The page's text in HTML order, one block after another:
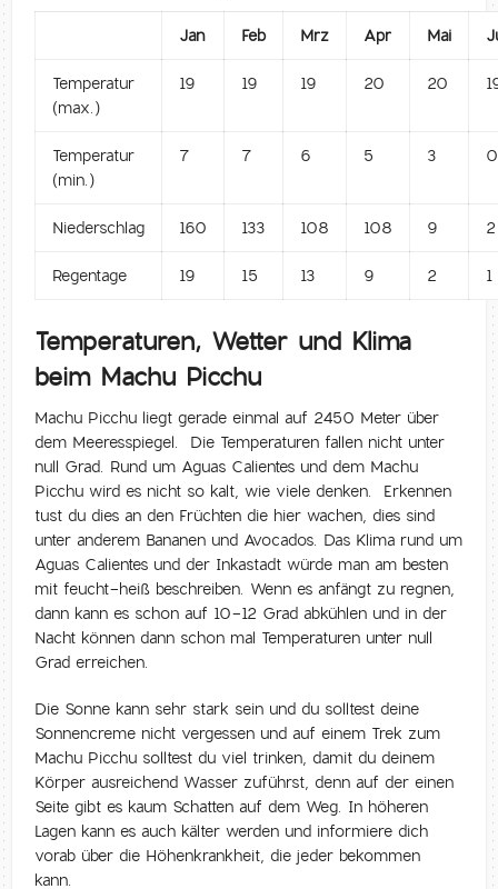
Jan Feb Mrz Apr Mai
Temperatur
(max.)
19 19 19 20 20
Temperatur
(min.)
7 7 6 5 3 0
Niederschlag 160 133 108 108 9 2
Regentage 19 15 13 9 2 1
Temperaturen, Wetter und Klima
beim Machu Picchu
Machu Picchu liegt gerade einmal auf 2450 Meter über
dem Meeresspiegel. Die Temperaturen fallen nicht unter
null Grad. Rund um Aguas Calientes und dem Machu
Picchu wird es nicht so kalt, wie viele denken. Erkennen
tust du dies an den Früchten die hier wachen, dies sind
unter anderem Bananen und Avocados. Das Klima rund um
Aguas Calientes und der Inkastadt würde man am besten
mit feucht-heiß beschreiben. Wenn es anfängt zu regnen,
dann kann es schon auf 10-12 Grad abkühlen und in der
Nacht können dann schon mal Temperaturen unter null
Grad erreichen.
Die Sonne kann sehr stark sein und du solltest deine
Sonnencreme nicht vergessen und auf einem Trek zum
Machu Picchu solltest du viel trinken, damit du deinem
Körper ausreichend Wasser zuführst, denn auf der einen
Seite gibt es kaum Schatten auf dem Weg. In höheren
Lagen kann es auch kälter werden und informiere dich
vorab über die Höhenkrankheit, die jeder bekommen
kann.